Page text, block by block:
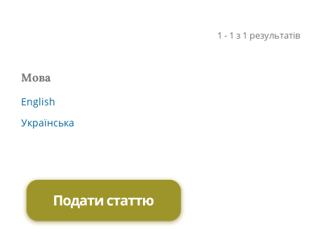
1 - 1 з 1 результатів
Мова
English
Українська